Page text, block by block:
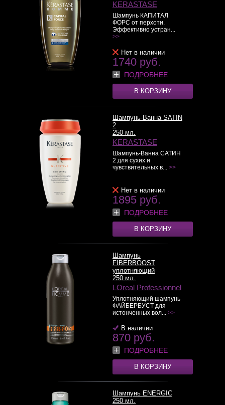
KERASTASE
Шампунь КАПИТАЛ
ФОРС от перхоти.
Эффективно устран...
>>
Нет в наличии
1740 руб.
ПОДРОБНЕЕ
В КОРЗИНУ
Шампунь-Ванна SATIN
2
250 мл.
KERASTASE
Шампунь-Ванна САТИН
2 для сухих и
чувствительных в... >>
Нет в наличии
1895 руб.
ПОДРОБНЕЕ
В КОРЗИНУ
Шампунь
FIBERBOOST
уплотняющий
250 мл.
LOreal Professionnel
Уплотняющий шампунь
ФАЙБЕРБУСТ для
истонченных вол... >>
В наличии
870 руб.
ПОДРОБНЕЕ
В КОРЗИНУ
Шампунь ENERGIC
250 мл.